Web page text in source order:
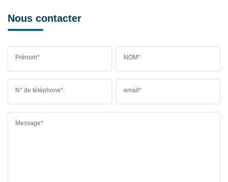
Nous contacter
Prénom* NOM*
N° de téléphone* email*
Message*